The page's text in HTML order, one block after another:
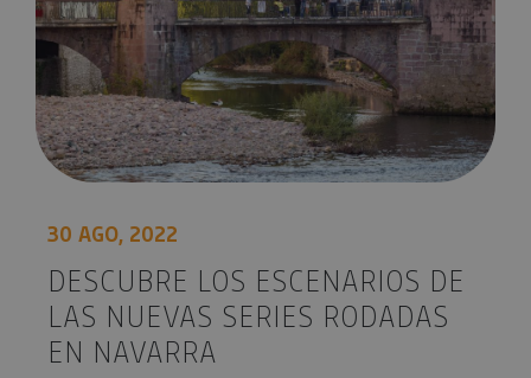
30 AGO, 2022
DESCUBRE LOS ESCENARIOS DE
LAS NUEVAS SERIES RODADAS
EN NAVARRA